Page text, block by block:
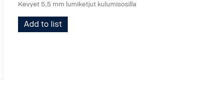
Kevyet 5,5 mm lumiketjut kulumisosilla
Add to list